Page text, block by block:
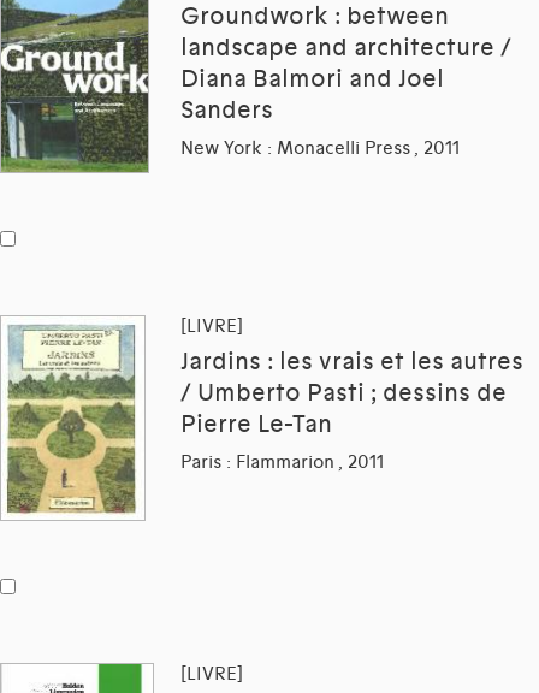
Groundwork : between
landscape and architecture /
Diana Balmori and Joel
Sanders
New York : Monacelli Press , 2011
[LIVRE]
Jardins : les vrais et les autres
/ Umberto Pasti ; dessins de
Pierre Le-Tan
Paris : Flammarion , 2011
[LIVRE]